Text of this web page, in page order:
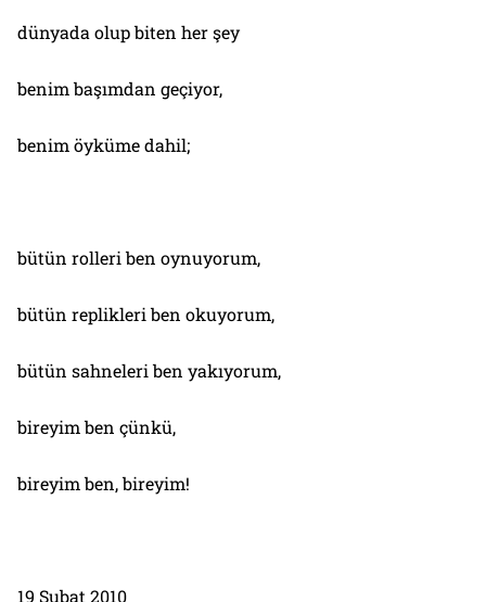
dünyada olup biten her şey
benim başımdan geçiyor,
benim öyküme dahil;
bütün rolleri ben oynuyorum,
bütün replikleri ben okuyorum,
bütün sahneleri ben yakıyorum,
bireyim ben çünkü,
bireyim ben, bireyim!
19 Şubat 2010